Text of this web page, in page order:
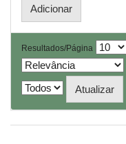
Resultados/Página